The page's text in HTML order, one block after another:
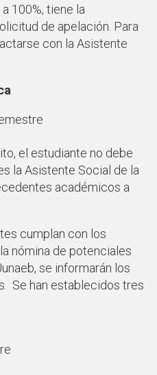
100%, tiene la
de apelación. Para
con la Asistente
el estudiante no debe
la Asistente Social de la
académicos a
cumplan con los
nómina de potenciales
se informarán los
Se han establecidos tres